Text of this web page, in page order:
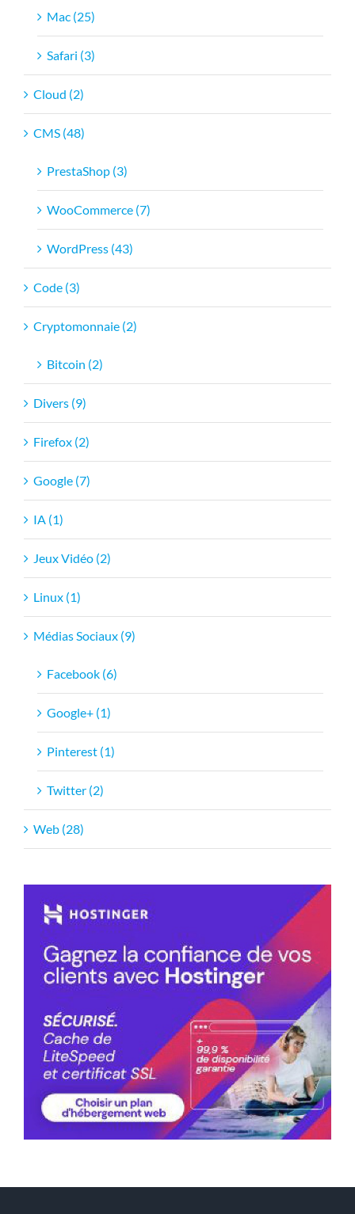
Mac (25)
Safari (3)
Cloud (2)
CMS (48)
PrestaShop (3)
WooCommerce (7)
WordPress (43)
Code (3)
Cryptomonnaie (2)
Bitcoin (2)
Divers (9)
Firefox (2)
Google (7)
IA (1)
Jeux Vidéo (2)
Linux (1)
Médias Sociaux (9)
Facebook (6)
Google+ (1)
Pinterest (1)
Twitter (2)
Web (28)